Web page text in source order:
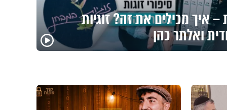
איך מכילים את זה? זוגיות
ואלתר כהן